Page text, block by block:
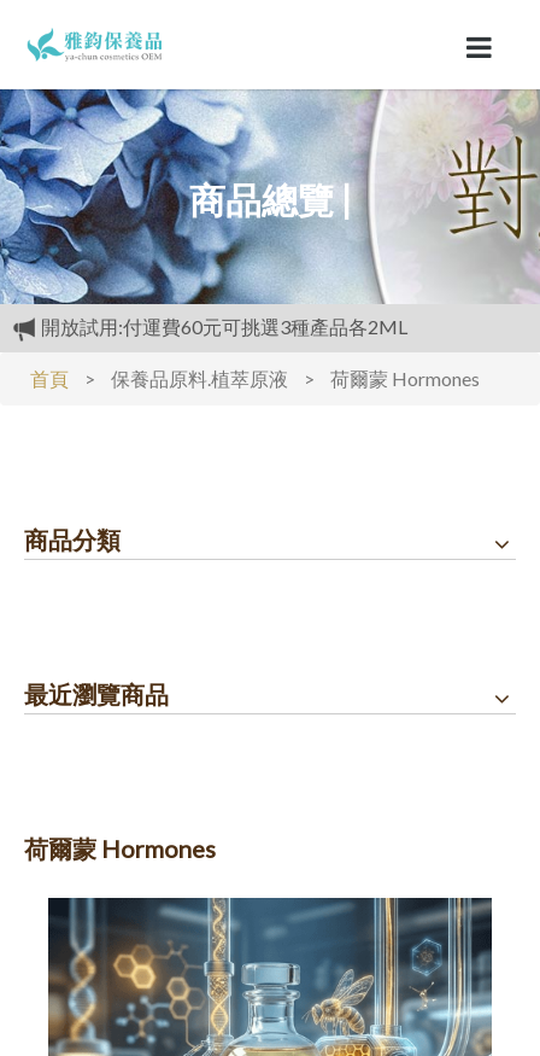
商品總覽 |
開放試用:付運費60元可挑選3種產品各2ML
滿3000元再送精美好禮
購物禮:送夏日涼感劑100cc.只能噴衣服.不要噴皮膚
首頁 > 保養品原料.植萃原液 > 荷爾蒙 Hormones
商品分類
最近瀏覽商品
荷爾蒙 Hormones